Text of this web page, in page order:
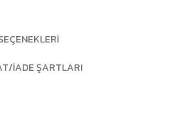
İADE ŞARTLARI